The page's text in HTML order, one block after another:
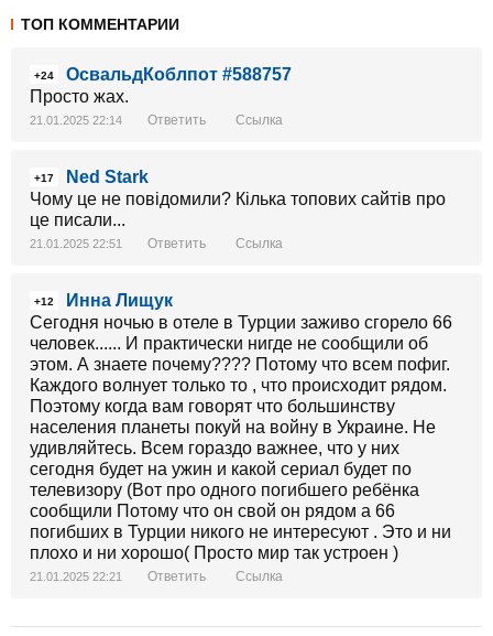
ТОП КОММЕНТАРИИ
+24
ОсвальдКоблпот #588757
Просто жах.
21.01.2025 22:14 Ответить Ссылка
+17
Ned Stark
Чому це не повідомили? Кілька топових сайтів про
це писали...
21.01.2025 22:51 Ответить Ссылка
+12
Инна Лищук
Сегодня ночью в отеле в Турции заживо сгорело 66
человек...... И практически нигде не сообщили об
этом. А знаете почему???? Потому что всем пофиг.
Каждого волнует только то , что происходит рядом.
Поэтому когда вам говорят что большинству
населения планеты покуй на войну в Украине. Не
удивляйтесь. Всем гораздо важнее, что у них
сегодня будет на ужин и какой сериал будет по
телевизору (Вот про одного погибшего ребёнка
сообщили Потому что он свой он рядом а 66
погибших в Турции никого не интересуют . Это и ни
плохо и ни хорошо( Просто мир так устроен )
21.01.2025 22:21 Ответить Ссылка